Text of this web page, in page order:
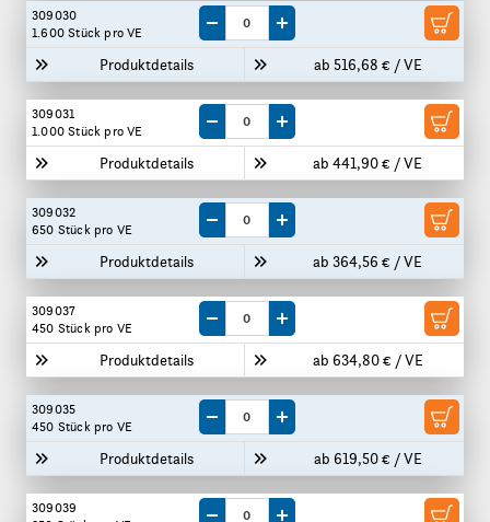
309030
1.600 Stück pro VE
Produktdetails ab 516,68 € / VE
Menge um eine VE reduzieren
Menge um eine VE erhöhen
309031
1.000 Stück pro VE
Produktdetails ab 441,90 € / VE
Menge um eine VE reduzieren
Menge um eine VE erhöhen
309032
650 Stückpro VE
Produktdetails ab 364,56 € / VE
Menge um eine VE reduzieren
Menge um eine VE erhöhen
309037
450 Stückpro VE
Produktdetails ab 634,80 € / VE
Menge um eine VE reduzieren
Menge um eine VE erhöhen
309035
450 Stückpro VE
Produktdetails ab 619,50 € / VE
Menge um eine VE reduzieren
Menge um eine VE erhöhen
309039